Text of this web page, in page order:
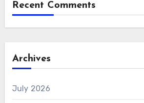
Recent Comments
Archives
July 2026